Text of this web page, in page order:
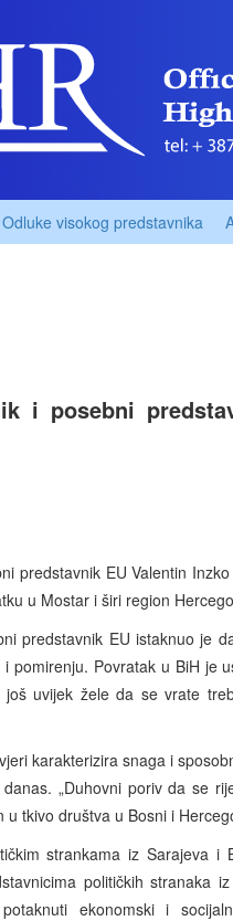
Odluke visokog predstavnika
i posebni
predstavnik EU Valentin
u Mostar i širi region
predstavnik EU istaknuo je
pomirenju. Povratak u BiH je
još uvijek žele da se vrate
karakterizira snaga i
„Duhovni poriv da se
tkivo društva u Bosni i
strankama iz Sarajeva i
političkih stranaka
ekonomski i